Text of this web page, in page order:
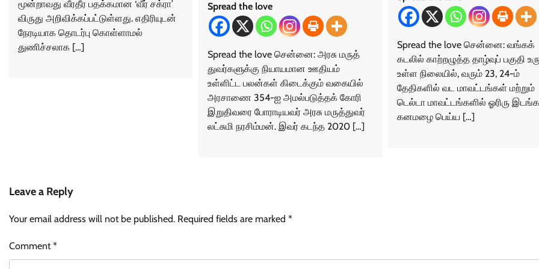
மூன்றாவது வீரதீர பதக்கமான ‘வீர் சக்ரா’
விருது அறிவிக்கப்பட்டுள்ளது. எதிரியுடன்
நேரடியாக தொடர்பு கொள்ளாமல்
துணிச்சலாக […]
Spread the love
Spread the love சென்னை: அரசு மருத்​
துவர்​களுக்கு நியாயமான ஊதியம்
உள்ளிட்ட பலன்கள் கிடைக்​கும் வகையில்
அரசாணை 354-ஐ அமல்​படுத்தக் கோரி
இறுதிவரை போராடியவர் அரசு மருத்​துவர்
லட்சுமி நரசிம்​மன். இவர் கடந்த 2020 […]
Spread the love சென்னை: வங்கக்
கடலில் காற்றழுத்த தாழ்வுப் பகுதி
உள்ள நிலையில், வரும் 23, 24-ம்
தேதிகளில் வட மாவட்டங்கள் மற்றும்
டெல்டா மாவட்டங்களில் ஓரிரு
கனமழை பெய்ய […]
Leave a Reply
Your email address will not be published. Required fields are marked *
Comment*